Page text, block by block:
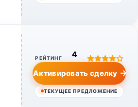
РЕЙТИНГ 4
Активировать сделку
ТЕКУЩЕЕ ПРЕДЛОЖЕНИЕ